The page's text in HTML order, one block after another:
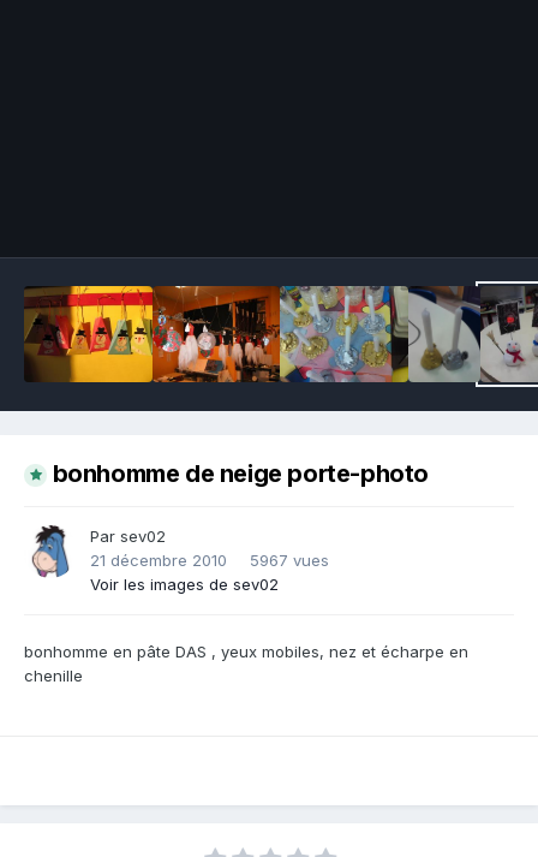
bonhomme de neige porte-photo
Par sev02
21 décembre 2010
5967 vues
Voir les images de sev02
bonhomme en pâte DAS , yeux mobiles, nez et écharpe en
chenille